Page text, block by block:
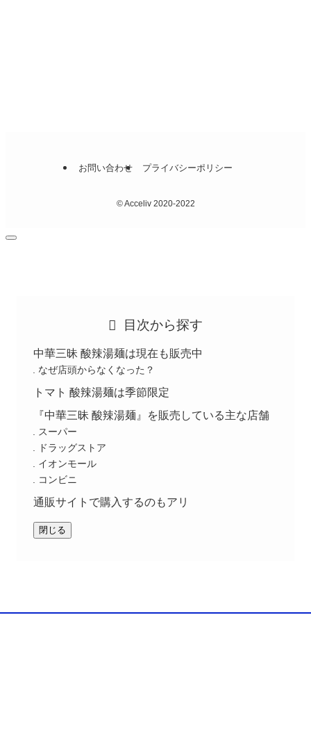
お問い合わせ プライバシーポリシー
©Acceliv 2020-2022
目次から探す
中華三昧 酸辣湯麺は現在も販売中
なぜ店頭からなくなった？
トマト 酸辣湯麺は季節限定
『中華三昧 酸辣湯麺』を販売している主な店舗
スーパー
ドラッグストア
イオンモール
コンビニ
通販サイトで購入するのもアリ
閉じる